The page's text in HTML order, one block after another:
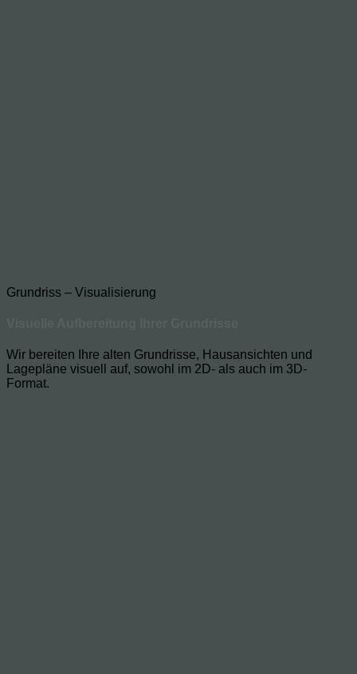
Grundriss – Visualisierung
Wir bereiten Ihre alten Grundrisse, Hausansichten und
Lagepläne visuell auf, sowohl im 2D- als auch im 3D-
Format.